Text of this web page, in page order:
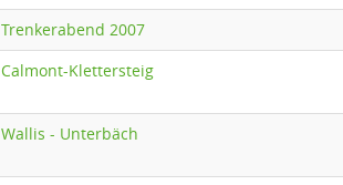
Trenkerabend 2007
Calmont-Klettersteig
Wallis - Unterbäch